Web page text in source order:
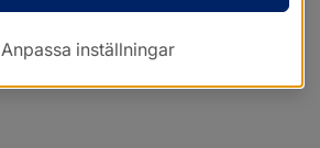
Anpassa inställningar